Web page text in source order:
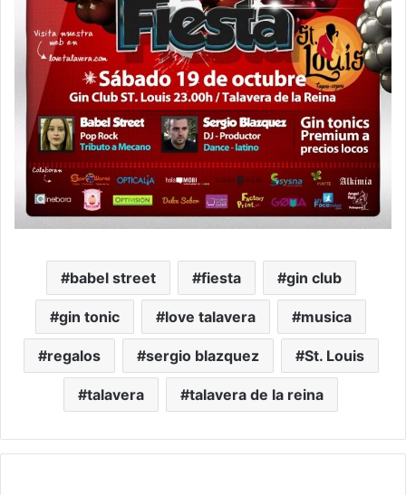
babel street fiesta gin club
gin tonic love talavera musica
regalos sergio blazquez St. Louis
talavera talavera de la reina